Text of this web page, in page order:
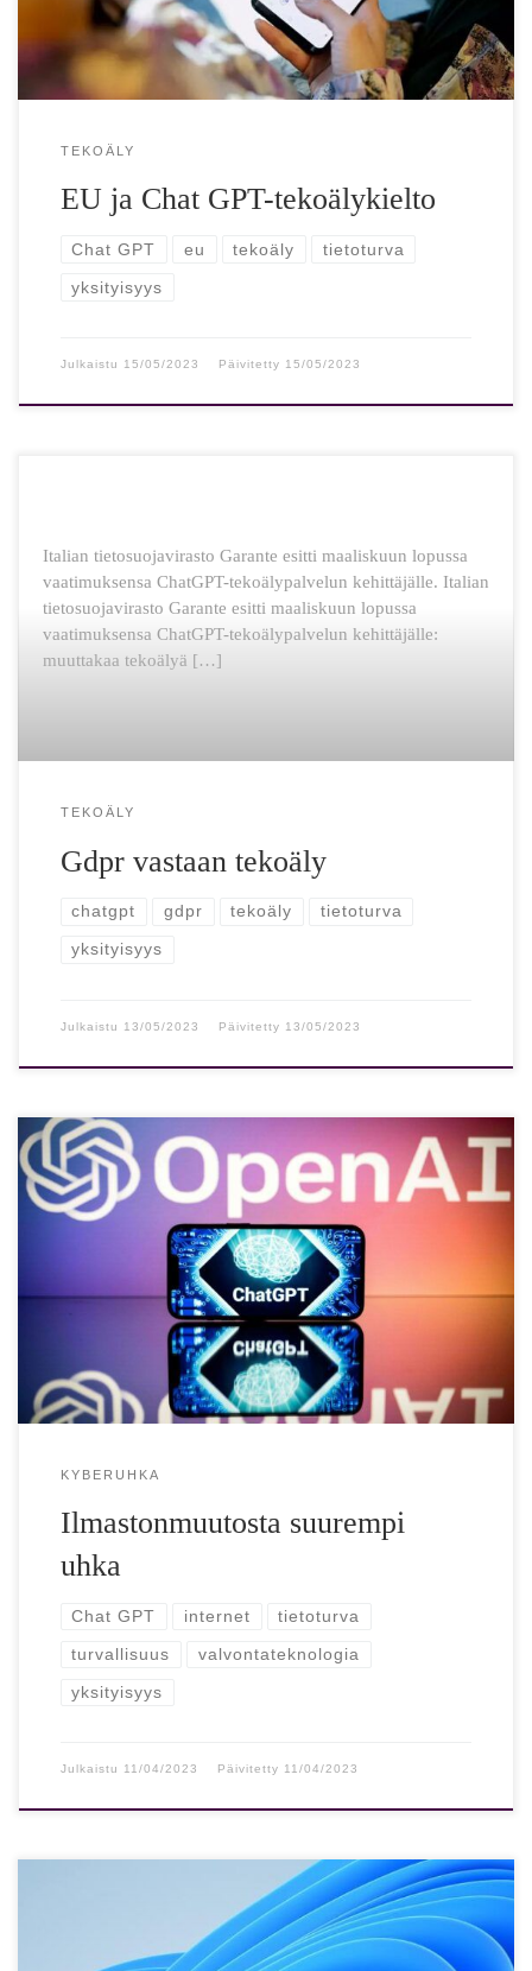
TEKOÄLY
EU ja Chat GPT-tekoälykielto
Chat GPT eu tekoäly tietoturva
yksityisyys
Julkaistu 15/05/2023 Päivitetty 15/05/2023
Italian tietosuojavirasto Garante esitti maaliskuun lopussa
vaatimuksensa ChatGPT-tekoälypalvelun kehittäjälle. Italian
tietosuojavirasto Garante esitti maaliskuun lopussa
vaatimuksensa ChatGPT-tekoälypalvelun kehittäjälle:
muuttakaa tekoälyä […]
TEKOÄLY
Gdpr vastaan tekoäly
chatgpt gdpr tekoäly tietoturva
yksityisyys
Julkaistu 13/05/2023 Päivitetty 13/05/2023
Professorin huoli on, että tekoäly on ilmastonmuutosta
suurempi uhka Nick Bostromin mukaan tekoälyn
kehittämisessä on edettävä maltilla. Oxfordin yliopiston
KYBERUHKA
Ilmastonmuutosta suurempi
uhka
Chat GPT internet tietoturva
turvallisuus valvontateknologia
yksityisyys
Julkaistu 11/04/2023 Päivitetty 11/04/2023